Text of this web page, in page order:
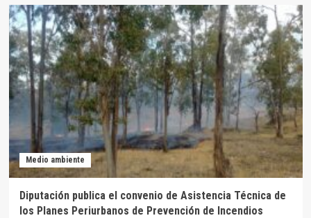
Publicadas
las
bases
de
la
muestra
de
carrozas
para
San
Isidro
2025
Medio ambiente
Diputación publica el convenio de Asistencia Técnica de
los Planes Periurbanos de Prevención de Incendios